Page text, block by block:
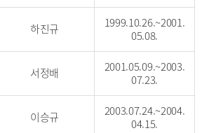
하진규
1999.10.26.~2001.
05.08.
서정배
2001.05.09.~2003.
07.23.
이승규
2003.07.24.~2004.
04.15.